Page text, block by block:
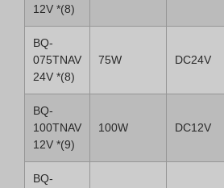
12V *(8)
BQ-
075TNAV
24V *(8)
75W DC24V
BQ-
100TNAV
12V *(9)
100W DC12V
BQ-